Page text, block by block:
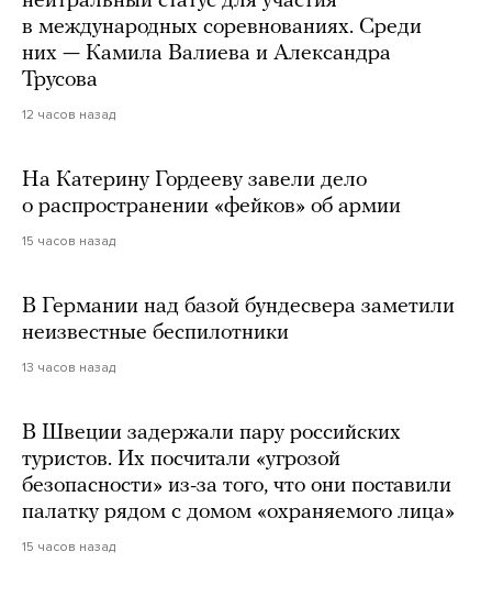
в международных соревнованиях. Среди
них — Камила Валиева и Александра
Трусова
12 часов назад
На Катерину Гордееву завели дело
о распространении «фейков» об армии
15 часов назад
В Германии над базой бундесвера заметили
неизвестные беспилотники
13 часов назад
В Швеции задержали пару российских
туристов. Их посчитали «угрозой
безопасности» из-за того, что они поставили
палатку рядом с домом «охраняемого лица»
15 часов назад